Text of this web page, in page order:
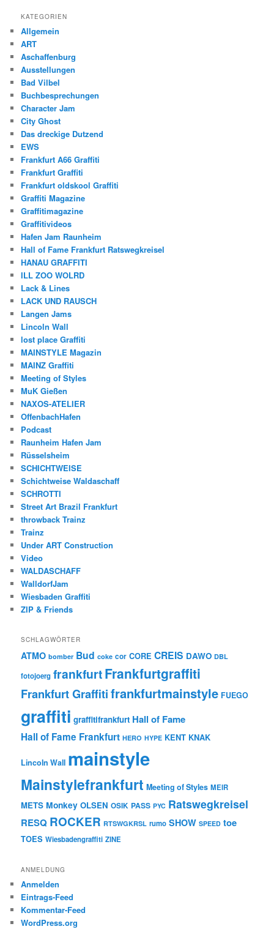
KATEGORIEN
Allgemein
ART
Aschaffenburg
Ausstellungen
Bad Vilbel
Buchbesprechungen
Character Jam
City Ghost
Das dreckige Dutzend
EWS
Frankfurt A66 Graffiti
Frankfurt Graffiti
Frankfurt oldskool Graffiti
Graffiti Magazine
Graffitimagazine
Graffitivideos
Hafen Jam Raunheim
Hall of Fame Frankfurt Ratswegkreisel
HANAU GRAFFITI
ILL ZOO WOLRD
Lack & Lines
LACK UND RAUSCH
Langen Jams
Lincoln Wall
lost place Graffiti
MAINSTYLE Magazin
MAINZ Graffiti
Meeting of Styles
MuK Gießen
NAXOS-ATELIER
OffenbachHafen
Podcast
Raunheim Hafen Jam
Rüsselsheim
SCHICHTWEISE
Schichtweise Waldaschaff
SCHROTTI
Street Art Brazil Frankfurt
throwback Trainz
Trainz
Under ART Construction
Video
WALDASCHAFF
WalldorfJam
Wiesbaden Graffiti
ZIP & Friends
SCHLAGWÖRTER
ATMO bomber Bud coke cor CORE CREIS DAWO DBL
fotojoerg frankfurtFrankfurtgraffiti
Frankfurt Graffitifrankfurtmainstyle FUEGO
graffiti graffitifrankfurt Hall of Fame
Hall of Fame Frankfurt HERO HYPE KENT KNAK
Lincoln Wall mainstyle
Mainstylefrankfurt Meeting of Styles MEIR
METS Monkey OLSEN OSIK PASS PYC Ratswegkreisel
RESQ ROCKER RTSWGKRSL rumo SHOW SPEED toe
TOES Wiesbadengraffiti ZINE
ANMELDUNG
Anmelden
Eintrags-Feed
Kommentar-Feed
WordPress.org